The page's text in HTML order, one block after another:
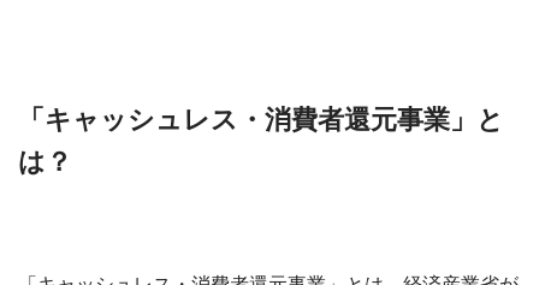
「キャッシュレス・消費者還元事業」と
は？